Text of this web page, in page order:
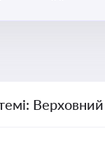
Верховний